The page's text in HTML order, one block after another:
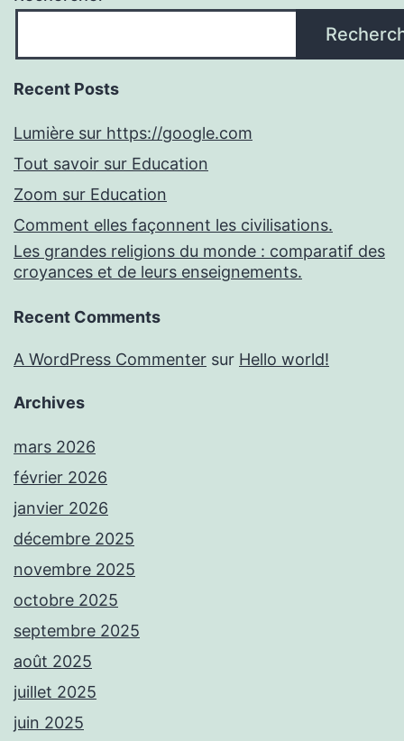
Recent Posts
Lumière sur https://google.com
Tout savoir sur Education
Zoom sur Education
Comment elles façonnent les civilisations.
Les grandes religions du monde : comparatif des
croyances et de leurs enseignements.
Recent Comments
A WordPress Commenter sur Hello world!
Archives
mars 2026
février 2026
janvier 2026
décembre 2025
novembre 2025
octobre 2025
septembre 2025
août 2025
juillet 2025
juin 2025